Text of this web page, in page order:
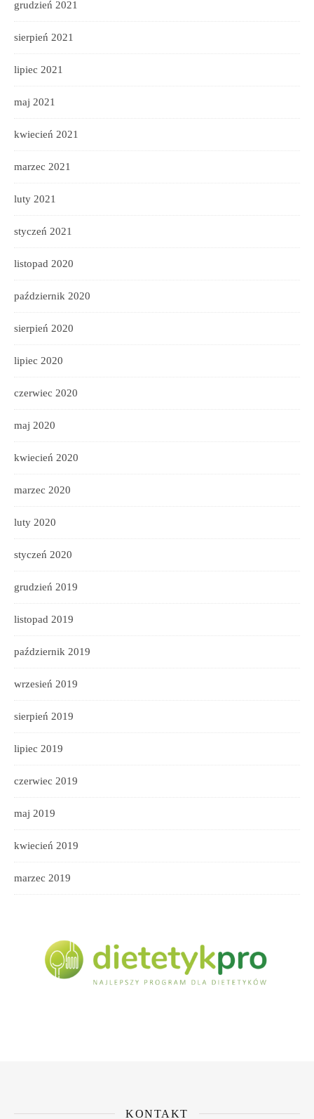
grudzień 2021
sierpień 2021
lipiec 2021
maj 2021
kwiecień 2021
marzec 2021
luty 2021
styczeń 2021
listopad 2020
październik 2020
sierpień 2020
lipiec 2020
czerwiec 2020
maj 2020
kwiecień 2020
marzec 2020
luty 2020
styczeń 2020
grudzień 2019
listopad 2019
październik 2019
wrzesień 2019
sierpień 2019
lipiec 2019
czerwiec 2019
maj 2019
kwiecień 2019
marzec 2019
KONTAKT